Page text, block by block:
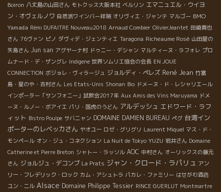
Boiron 八丈島の山田さん モトクッス大阪本社 ベルリン エマニュエル・ウイヨ
ン・オヴェルノワ 自然派ワインバー祥瑞 オリヴィエ・ジャンテ マルゴー BMO
Yamada Rémi DUFAITRE Nouveau2018 Arnaud Combier OlivierJeantet 田崎真也
さん 76ヴァン ピノ ダヴィデ・ジェンティエ Taragona Richeaume Rosé 山田屋の
矢島さん Jun san アグヤーナ村 ドゥニー・デシャン マルティーヌ・ラフォレ プロ
ムナード・デ・ザングレ Indigene 世界ソムリエ協会の会長 EN JOUE
CONNECTION ボジョレ・ヴィラージュ ジョルディ・ペレズ René Jean 竹富
島・星のや・吉村さん Les Etats-Unis Shonan Bio ドメーヌ・ド・レシャリエール
インポーター「サンフォニー」試飲会2017年 Aux Amis des Vins Maruyama ドメ
ーヌ・ルノー・ボアイエ パリ・国虎のうどん アルデッシュ エドワード・ラフ
ィット Bistro Poulpe サバニャン DOMAINE DAMIEN BUREAU ペグ 台湾イン
ポーターのレベッカさん ヤオユー ロゼ・グリグリ Laurent Miquel マス・ド・
モンペール オン・ジュ・コネクション La Nuit de Tokyo YUZU 岩井さん Domaine
Catherine et Pierre Breton シャトー・ラッソル AOC 中村さん オーリックスの藤元
さん ジョルジュ・デコンブ La Prats ジャン・クロード・ラパリュ アン
リー・フレデリック・ロック カム・アシュトラ パカレ・ファミリー はせがわ酒店
ユン・ニル Alsace Domaine Philippe Tessier RINCE GUERLUT Montmartre